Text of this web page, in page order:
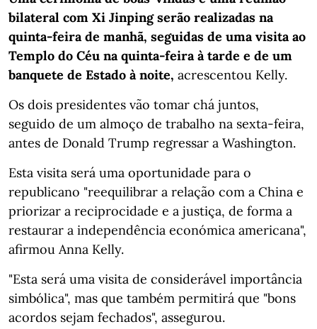
bilateral com Xi Jinping serão realizadas na
quinta-feira de manhã, seguidas de uma visita ao
Templo do Céu na quinta-feira à tarde e de um
banquete de Estado à noite, acrescentou Kelly.
Os dois presidentes vão tomar chá juntos,
seguido de um almoço de trabalho na sexta-feira,
antes de Donald Trump regressar a Washington.
Esta visita será uma oportunidade para o
republicano "reequilibrar a relação com a China e
priorizar a reciprocidade e a justiça, de forma a
restaurar a independência económica americana",
afirmou Anna Kelly.
"Esta será uma visita de considerável importância
simbólica", mas que também permitirá que "bons
acordos sejam fechados", assegurou.